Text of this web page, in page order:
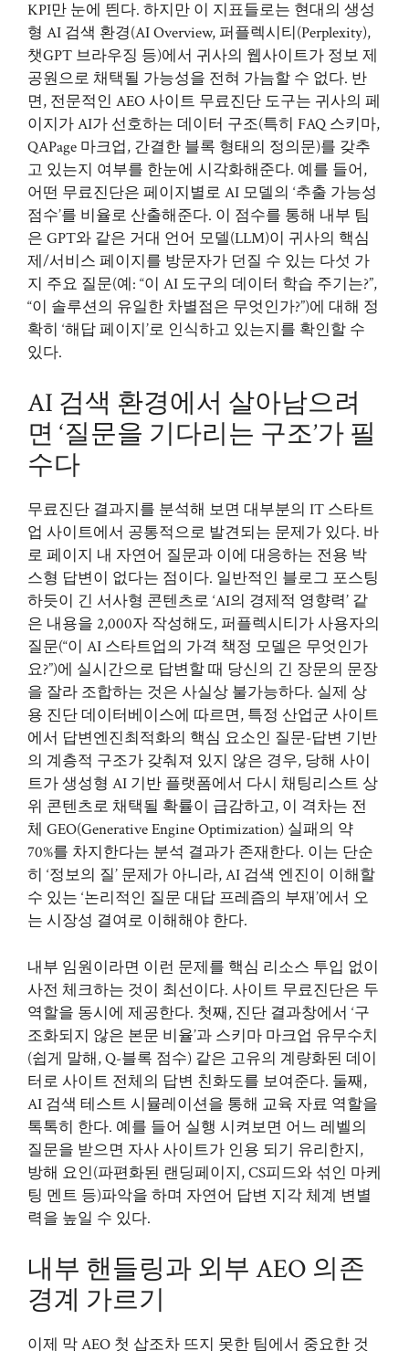
KPI만 눈에 띈다. 하지만 이 지표들로는 현대의 생성
형 AI 검색 환경(AI Overview, 퍼플렉시티(Perplexity),
챗GPT 브라우징 등)에서 귀사의 웹사이트가 정보 제
공원으로 채택될 가능성을 전혀 가늠할 수 없다. 반
면, 전문적인 AEO 사이트 무료진단 도구는 귀사의 페
이지가 AI가 선호하는 데이터 구조(특히 FAQ 스키마,
QAPage 마크업, 간결한 블록 형태의 정의문)를 갖추
고 있는지 여부를 한눈에 시각화해준다. 예를 들어,
어떤 무료진단은 페이지별로 AI 모델의 ‘추출 가능성
점수’를 비율로 산출해준다. 이 점수를 통해 내부 팀
은 GPT와 같은 거대 언어 모델(LLM)이 귀사의 핵심
제/서비스 페이지를 방문자가 던질 수 있는 다섯 가
지 주요 질문(예: “이 AI 도구의 데이터 학습 주기는?”,
“이 솔루션의 유일한 차별점은 무엇인가?”)에 대해 정
확히 ‘해답 페이지’로 인식하고 있는지를 확인할 수
있다.
AI 검색 환경에서 살아남으려
면 ‘질문을 기다리는 구조’가 필
수다
무료진단 결과지를 분석해 보면 대부분의 IT 스타트
업 사이트에서 공통적으로 발견되는 문제가 있다. 바
로 페이지 내 자연어 질문과 이에 대응하는 전용 박
스형 답변이 없다는 점이다. 일반적인 블로그 포스팅
하듯이 긴 서사형 콘텐츠로 ‘AI의 경제적 영향력’ 같
은 내용을 2,000자 작성해도, 퍼플렉시티가 사용자의
질문(“이 AI 스타트업의 가격 책정 모델은 무엇인가
요?”)에 실시간으로 답변할 때 당신의 긴 장문의 문장
을 잘라 조합하는 것은 사실상 불가능하다. 실제 상
용 진단 데이터베이스에 따르면, 특정 산업군 사이트
에서 답변엔진최적화의 핵심 요소인 질문-답변 기반
의 계층적 구조가 갖춰져 있지 않은 경우, 당해 사이
트가 생성형 AI 기반 플랫폼에서 다시 채팅리스트 상
위 콘텐츠로 채택될 확률이 급감하고, 이 격차는 전
체 GEO(Generative Engine Optimization) 실패의 약
70%를 차지한다는 분석 결과가 존재한다. 이는 단순
히 ‘정보의 질’ 문제가 아니라, AI 검색 엔진이 이해할
수 있는 ‘논리적인 질문 대답 프레즘의 부재’에서 오
는 시장성 결여로 이해해야 한다.
내부 임원이라면 이런 문제를 핵심 리소스 투입 없이
사전 체크하는 것이 최선이다. 사이트 무료진단은 두
역할을 동시에 제공한다. 첫째, 진단 결과창에서 ‘구
조화되지 않은 본문 비율’과 스키마 마크업 유무수치
(쉽게 말해, Q-블록 점수) 같은 고유의 계량화된 데이
터로 사이트 전체의 답변 친화도를 보여준다. 둘째,
AI 검색 테스트 시뮬레이션을 통해 교육 자료 역할을
톡톡히 한다. 예를 들어 실행 시켜보면 어느 레벨의
질문을 받으면 자사 사이트가 인용 되기 유리한지,
방해 요인(파편화된 랜딩페이지, CS피드와 섞인 마케
팅 멘트 등)파악을 하며 자연어 답변 지각 체계 변별
력을 높일 수 있다.
내부 핸들링과 외부 AEO 의존
경계 가르기
이제 막 AEO 첫 삽조차 뜨지 못한 팀에서 중요한 것